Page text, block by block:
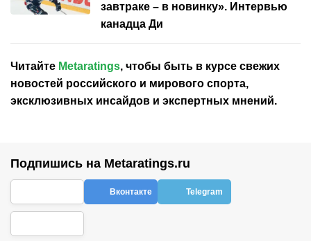
завтраке – в новинку». Интервью
канадца Ди
Читайте Metaratings, чтобы быть в курсе свежих
новостей российского и мирового спорта,
эксклюзивных инсайдов и экспертных мнений.
Подпишись на Metaratings.ru
Вконтакте Telegram